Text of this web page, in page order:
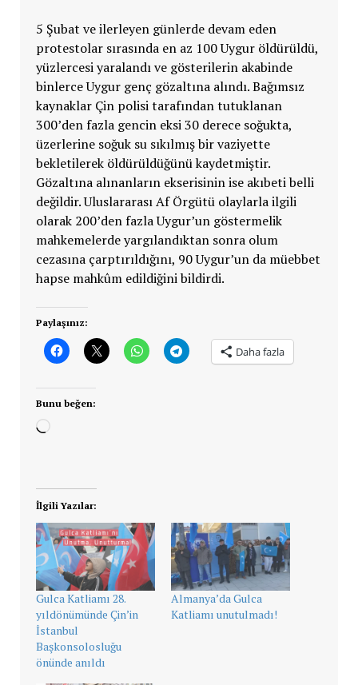
5 Şubat ve ilerleyen günlerde devam eden
protestolar sırasında en az 100 Uygur öldürüldü,
yüzlercesi yaralandı ve gösterilerin akabinde
binlerce Uygur genç gözaltına alındı. Bağımsız
kaynaklar Çin polisi tarafından tutuklanan
300’den fazla gencin eksi 30 derece soğukta,
üzerlerine soğuk su sıkılmış bir vaziyette
bekletilerek öldürüldüğünü kaydetmiştir.
Gözaltına alınanların ekserisinin ise akıbeti belli
değildir. Uluslararası Af Örgütü olaylarla ilgili
olarak 200’den fazla Uygur’un göstermelik
mahkemelerde yargılandıktan sonra olum
cezasına çarptırıldığını, 90 Uygur’un da müebbet
hapse mahkûm edildiğini bildirdi.
Paylaşınız:
Daha fazla
Bunu beğen:
Yükleniyor...
İlgili Yazılar:
Gulca Katliamı 28.
yıldönümünde Çin’in
İstanbul
Başkonsolosluğu
önünde anıldı
Almanya’da Gulca
Katliamı unutulmadı!